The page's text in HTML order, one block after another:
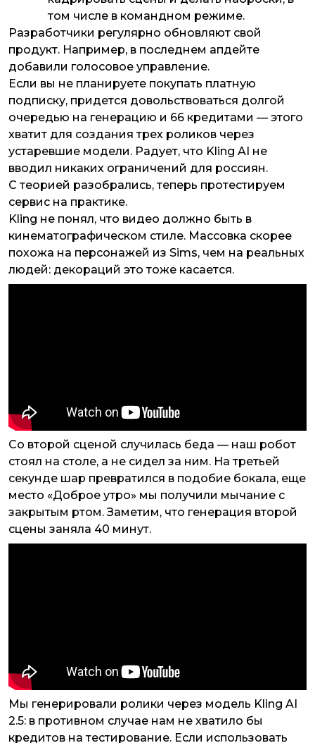
том числе в командном режиме.
Разработчики регулярно обновляют свой
продукт. Например, в последнем апдейте
добавили голосовое управление.
Если вы не планируете покупать платную
подписку, придется довольствоваться долгой
очередью на генерацию и 66 кредитами — этого
хватит для создания трех роликов через
устаревшие модели. Радует, что Kling AI не
вводил никаких ограничений для россиян.
С теорией разобрались, теперь протестируем
сервис на практике.
Kling не понял, что видео должно быть в
кинематографическом стиле. Массовка скорее
похожа на персонажей из Sims, чем на реальных
людей: декораций это тоже касается.
Со второй сценой случилась беда — наш робот
стоял на столе, а не сидел за ним. На третьей
секунде шар превратился в подобие бокала, еще
место «Доброе утро» мы получили мычание с
закрытым ртом. Заметим, что генерация второй
сцены заняла 40 минут.
Мы генерировали ролики через модель Kling AI
2.5: в противном случае нам не хватило бы
кредитов на тестирование. Если использовать